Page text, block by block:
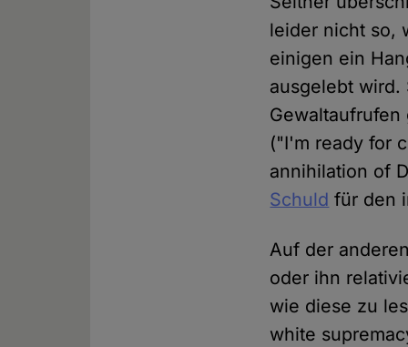
leider nicht so,
einigen ein
ausgelebt wird.
("I'm ready for
annihilation of
Schuld für den
Auf der
oder ihn
wie diese zu
white